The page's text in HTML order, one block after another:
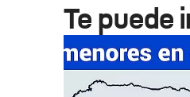
Te puede